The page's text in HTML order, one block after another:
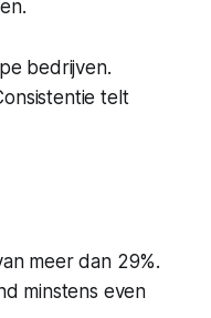
bedrijven.
telt
meer dan 29%.
minstens even